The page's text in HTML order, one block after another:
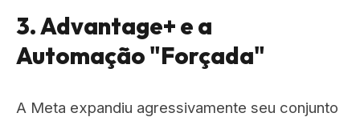
3. Advantage+ e a
Automação "Forçada"
A Meta expandiu agressivamente seu conjunto